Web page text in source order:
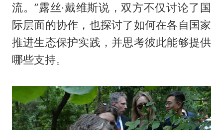
流。”露丝·戴维斯说，双方不仅讨论了国
际层面的协作，也探讨了如何在各自国家
推进生态保护实践，并思考彼此能够提供
哪些支持。